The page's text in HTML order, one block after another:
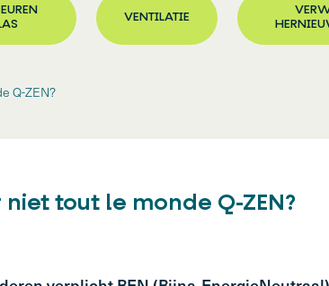
VENTILATIE
Q-ZEN?
tout le monde Q-ZEN?